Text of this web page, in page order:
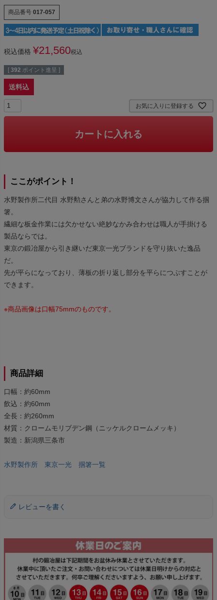
商品番号 017-057
税込価格 ¥21,560税込
[ 392 ポイント進呈 ]
送料込
お気に入りに登録する
カートに入れる
ここがポイント！
水野製作所二代目 水野勲さんと弟の水野博文さんが協力して作る掴
箸。
繊細な板金作業には欠かせない絶妙なかみ合わせは職人が手掛ける
製品ならでは。
東京の鍛冶屋から引き継いだ東京一光ブランドを守り抜いた逸品
だ。
先が平らになっており、薄板の折り返し部分を平らにつぶすことが
できます。
※商品画像は口幅75mmのものです。
商品詳細
口幅：約60mm
飲込：約60mm
全長：約260mm
材質：クロームモリブデン鋼（ニッケルクロームメッキ）
製造：新潟県三条市
水野製作所 東京一光 掴箸一覧
レビューを書く